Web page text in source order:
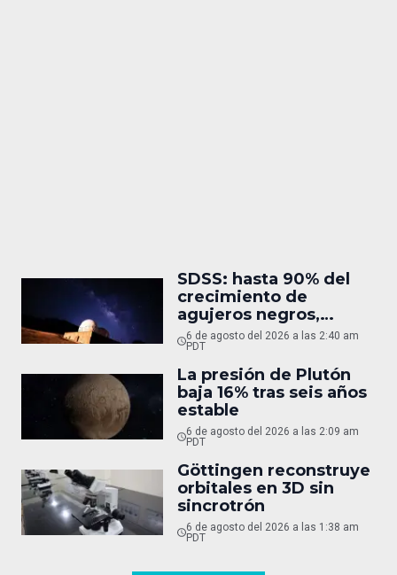
SDSS: hasta 90% del
crecimiento de
agujeros negros,
oculto
6 de agosto del 2026 a las 2:40 am
PDT
La presión de Plutón
baja 16% tras seis años
estable
6 de agosto del 2026 a las 2:09 am
PDT
Göttingen reconstruye
orbitales en 3D sin
sincrotrón
6 de agosto del 2026 a las 1:38 am
PDT